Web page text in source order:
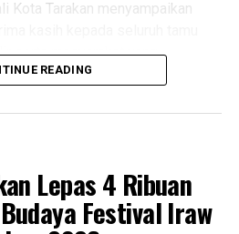
Twitter/X 0
Kota Tarakan menyampaikan
serta masyarakat yang
penuh antusias untuk
pelaksanaan Festival Iraw
sebagai upaya
dan pariwisata daerah.
READING
Lepas 4 Ribuan
Festival Iraw